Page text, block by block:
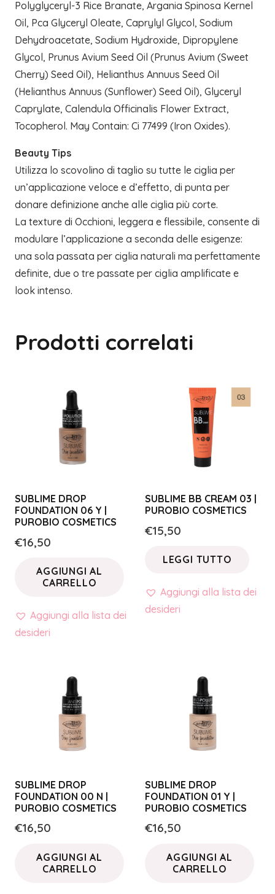
Polyglyceryl-3 Rice Branate, Argania Spinosa Kernel
Oil, Pca Glyceryl Oleate, Caprylyl Glycol, Sodium
Dehydroacetate, Sodium Hydroxide, Dipropylene
Glycol, Prunus Avium Seed Oil (Prunus Avium (Sweet
Cherry) Seed Oil), Helianthus Annuus Seed Oil
(Helianthus Annuus (Sunflower) Seed Oil), Glyceryl
Caprylate, Calendula Officinalis Flower Extract,
Tocopherol. May Contain: Ci 77499 (Iron Oxides).
Beauty Tips
Utilizza lo scovolino di taglio su tutte le ciglia per
un’applicazione veloce e d’effetto, di punta per
donare definizione anche alle ciglia più corte.
La texture di Occhioni, leggera e flessibile, consente di
modulare l’applicazione a seconda delle esigenze:
una sola passata per ciglia naturali ma perfettamente
definite, due o tre passate per ciglia amplificate e
look intenso.
Prodotti correlati
SUBLIME DROP
FOUNDATION 06 Y |
PUROBIO COSMETICS
€16,50
AGGIUNGI AL
CARRELLO
Aggiungi alla lista dei
desideri
SUBLIME BB CREAM 03 |
PUROBIO COSMETICS
€15,50
LEGGI TUTTO
Aggiungi alla lista dei
desideri
SUBLIME DROP
FOUNDATION 00 N |
PUROBIO COSMETICS
€16,50
AGGIUNGI AL
CARRELLO
SUBLIME DROP
FOUNDATION 01 Y |
PUROBIO COSMETICS
€16,50
AGGIUNGI AL
CARRELLO